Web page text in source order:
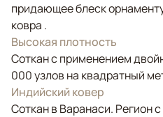
придающее блеск
ковра .
Высокая плотность
Соткан с применением
000 узлов на квадратный
Индийский ковер
Соткан в Варанаси. Регион